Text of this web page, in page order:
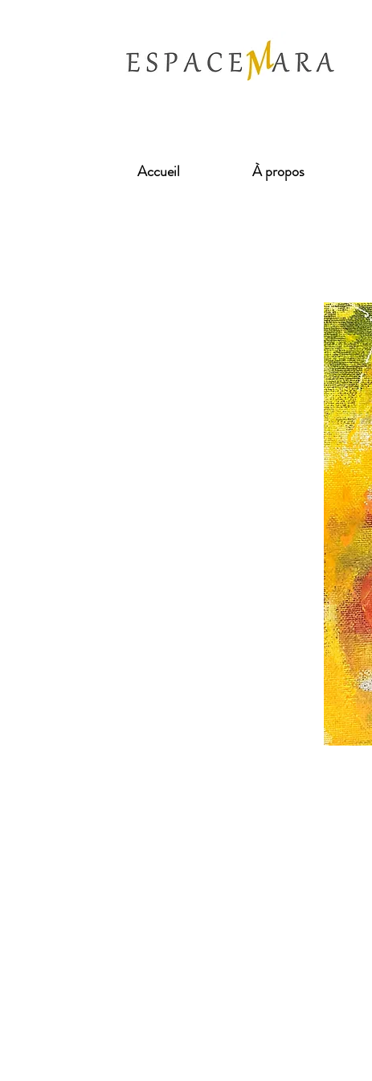
Accueil À propos